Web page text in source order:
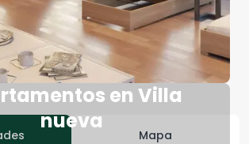
en Villa
nueva
Mapa